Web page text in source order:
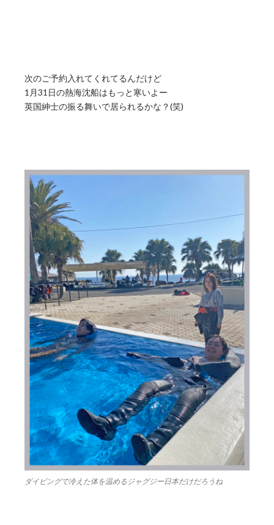
次のご予約入れてくれてるんだけど
1月31日の熱海沈船はもっと寒いよー
英国紳士の振る舞いで居られるかな？(笑)
ダイビングで冷えた体を温めるジャグジー日本だけだろうね